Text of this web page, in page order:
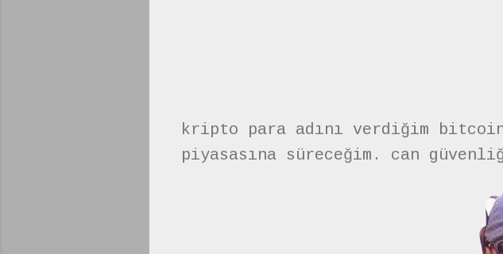
kripto para adını verdiğim
piyasasına süreceğim. can